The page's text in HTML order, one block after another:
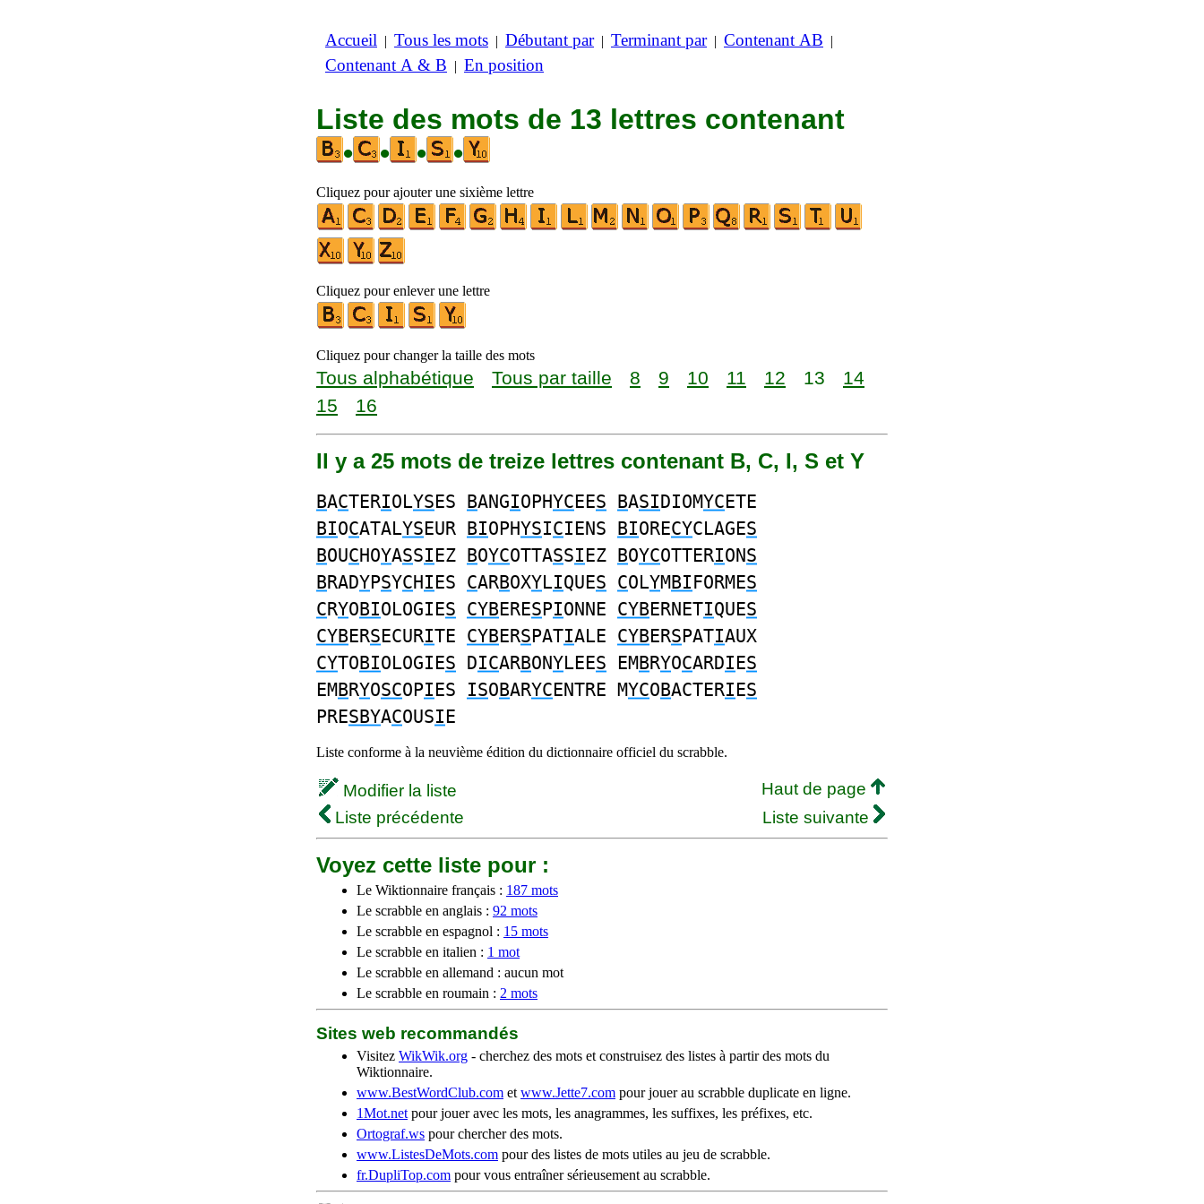
Accueil | Tous les mots | Débutant par| Terminant par| Contenant AB |
Contenant A & B | En position
Liste des mots de 13 lettres contenant
•
• • •
Cliquez pour ajouter une sixième lettre
Cliquez pour enlever une lettre
Cliquez pour changer la taille des mots
Tous alphabétique Tous par taille 8 9 10 11 12 13
14
15
16
Il y a 25 mots de treize lettres contenant B, C, I, S et Y
BACTERIOLYSES BANGIOPHYCEES BASIDIOMYCETE
BIOCATALYSEUR BIOPHYSICIENS BIORECYCLAGES
BOUCHOYASSIEZ BOYCOTTASSIEZ BOYCOTTERIONS
BRADYPSYCHIES CARBOXYLIQUES COLYMBIFORMES
CRYOBIOLOGIES CYBERESPIONNE CYBERNETIQUES
CYBERSECURITE CYBERSPATIALE CYBERSPATIAUX
CYTOBIOLOGIES DICARBONYLEES EMBRYOCARDIES
EMBRYOSCOPIES ISOBARYCENTRE MYCOBACTERIES
PRESBYACOUSIE
Liste conforme à la neuvième édition du dictionnaire officiel du scrabble.
Modifier la liste
Haut de page
Liste précédente
Liste suivante
Voyez cette liste pour :
Le Wiktionnaire français : 187 mots
Le scrabble en anglais : 92 mots
Le scrabble en espagnol : 15 mots
Le scrabble en italien : 1 mot
Le scrabble en allemand : aucun mot
Le scrabble en roumain : 2 mots
Sites web recommandés
Visitez WikWik.org - cherchez des mots et construisez des listes à partir des mots du
Wiktionnaire.
www.BestWordClub.com et www.Jette7.com pour jouer au scrabble duplicate en ligne.
1Mot.net pour jouer avec les mots, les anagrammes, les suffixes, les préfixes, etc.
Ortograf.ws pour chercher des mots.
www.ListesDeMots.com pour des listes de mots utiles au jeu de scrabble.
fr.DupliTop.com pour vous entraîner sérieusement au scrabble.